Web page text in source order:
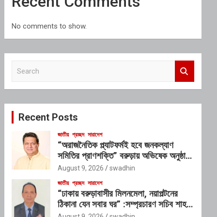
No comments to show.
c
Recent Posts
জাতীয় প্রচ্ছদ সারাদেশ
“অরাজনৈতিক প্ল্যাটফর্মই হবে জনকল্যাণ
সমিতির প্রাণশক্তি” বরুড়ায় অভিষেক অনুষ্ঠানে
আন্তরিক প্রতিশ্রুতিতে মুখর গৃহায়ণমন্ত্রী
জাকারিয়া তাহের
August 9, 2026 swadhin
জাতীয় প্রচ্ছদ সারাদেশ
“ঢাকায় বরুড়াবাসীর মিলনমেলা, নয়াপল্টনের
ঠিকানা যেন সবার ঘর” :সম্প্রচারণ সচিব শাহ